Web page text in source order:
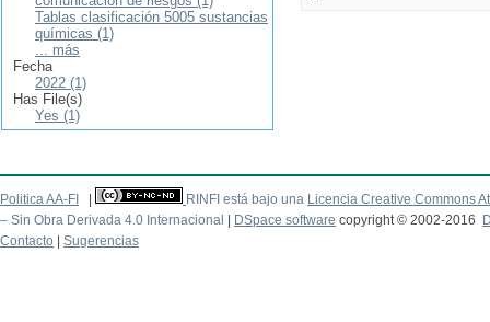
Tablas clasificación 5005 sustancias
químicas (1)
... más
Fecha
2022 (1)
Has File(s)
Yes (1)
Politica AA-FI RINFI está bajo una Licencia Creative Commons
– Sin Obra Derivada 4.0 Internacional
DSpace software copyright © 2002-2016
Contacto
Sugerencias